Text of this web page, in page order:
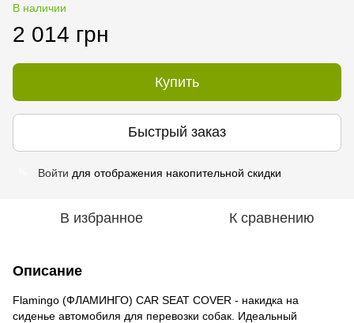
В наличии
2 014 грн
Купить
Быстрый заказ
Войти для отображения накопительной скидки
В избранное К сравнению
Описание
Flamingo (ФЛАМИНГО) CAR SEAT COVER - накидка на
сиденье автомобиля для перевозки собак. Идеальный